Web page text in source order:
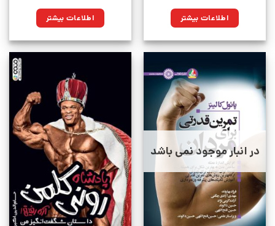
اطلاعات بیشتر اطلاعات بیشتر
در انبار موجود نمی باشد